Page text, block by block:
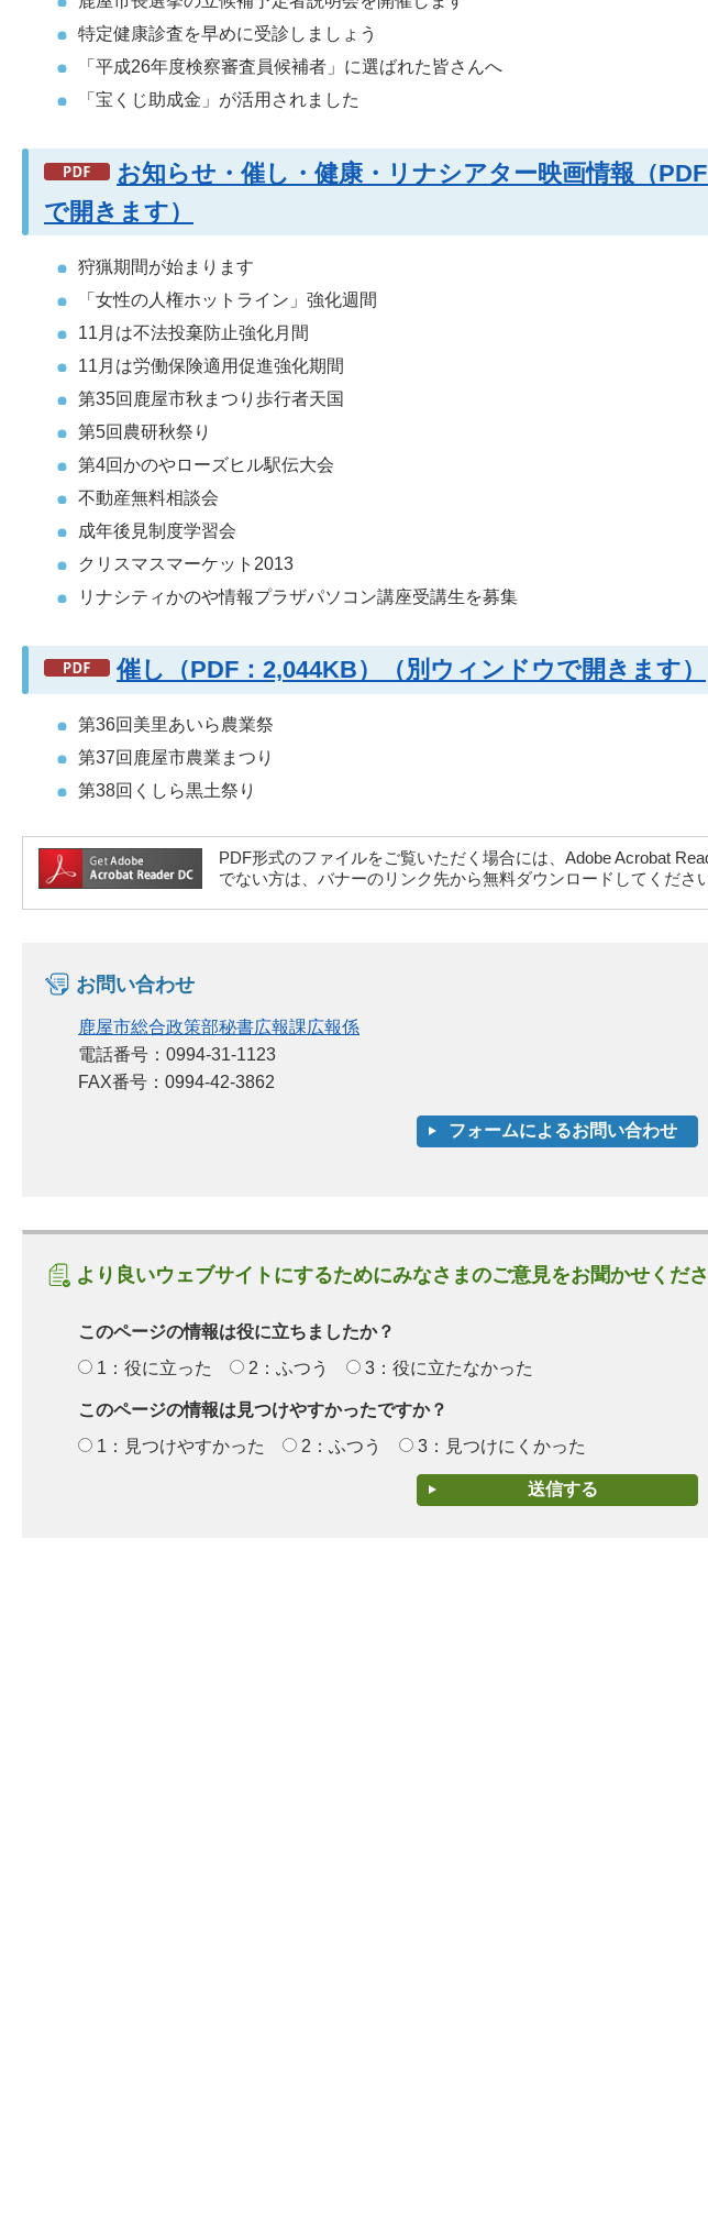
特定健康診査を早めに受診しましょう
「平成26年度検察審査員候補者」に選ばれた皆さんへ
「宝くじ助成金」が活用されました
お知らせ・催し・健康・リナシアター映画情報（
で開きます）
狩猟期間が始まります
「女性の人権ホットライン」強化週間
11月は不法投棄防止強化月間
11月は労働保険適用促進強化期間
第35回鹿屋市秋まつり歩行者天国
第5回農研秋祭り
第4回かのやローズヒル駅伝大会
不動産無料相談会
成年後見制度学習会
クリスマスマーケット2013
リナシティかのや情報プラザパソコン講座受講生を募集
催し（PDF：2,044KB）（別ウィンドウで開きます）
第36回美里あいら農業祭
第37回鹿屋市農業まつり
第38回くしら黒土祭り
PDF形式のファイルをご覧いただく場合には、Adobe Acrobat
でない方は、バナーのリンク先から無料ダウンロードしてください
お問い合わせ
鹿屋市総合政策部秘書広報課広報係
電話番号：0994-31-1123
FAX番号：0994-42-3862
より良いウェブサイトにするためにみなさまのご意見をお聞かせくだ
このページの情報は役に立ちましたか？
1：役に立った
2：ふつう 3：役に立たなかった
このページの情報は見つけやすかったですか？
1：見つけやすかった
2：ふつう 3：見つけにくかった